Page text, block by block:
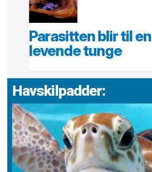
Parasitten blir til en
levende tunge
Havskilpadder: